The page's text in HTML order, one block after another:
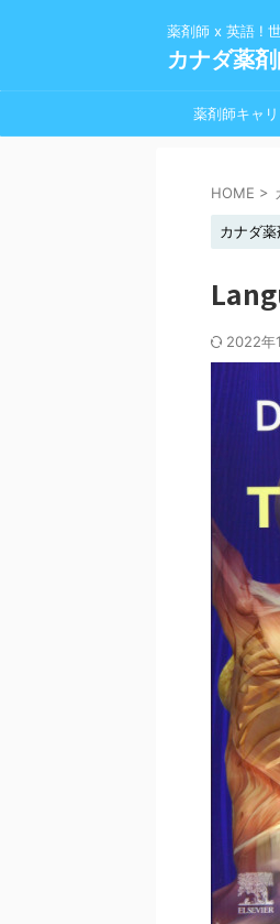
薬剤師 x 英語 !
カナダ薬
薬剤師キャ
HOME >
カナダ
2022年